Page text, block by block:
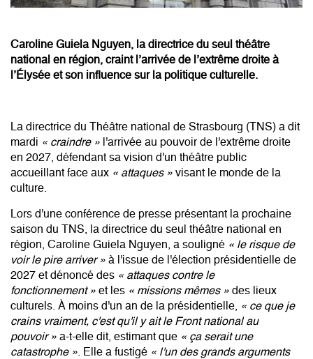
Caroline Guiela Nguyen, la directrice du seul théâtre
national en région, craint l’arrivée de l’extrême droite à
l’Élysée et son influence sur la politique culturelle.
La directrice du Théâtre national de Strasbourg (TNS) a dit
mardi « craindre » l'arrivée au pouvoir de l'extrême droite
en 2027, défendant sa vision d'un théâtre public
accueillant face aux « attaques » visant le monde de la
culture.
Lors d'une conférence de presse présentant la prochaine
saison du TNS, la directrice du seul théâtre national en
région, Caroline Guiela Nguyen, a souligné « le risque de
voir le pire arriver » à l'issue de l'élection présidentielle de
2027 et dénoncé des « attaques contre le
fonctionnement » et les « missions mêmes » des lieux
culturels. À moins d'un an de la présidentielle, « ce que je
crains vraiment, c'est qu'il y ait le Front national au
pouvoir » a-t-elle dit, estimant que « ça serait une
catastrophe ». Elle a fustigé « l'un des grands arguments